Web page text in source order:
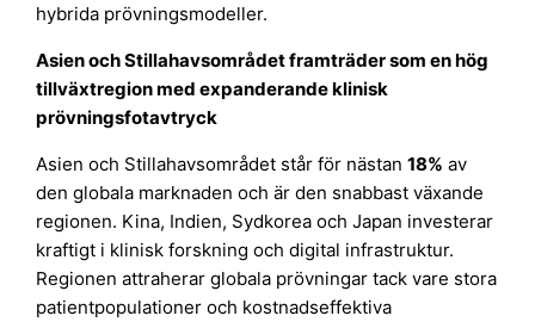
hybrida prövningsmodeller.
Asien och Stillahavsområdet framträder som en hög
tillväxtregion med expanderande klinisk
prövningsfotavtryck
Asien och Stillahavsområdet står för nästan18% av
den globala marknaden och är den snabbast växande
regionen. Kina, Indien, Sydkorea och Japan investerar
kraftigt i klinisk forskning och digital infrastruktur.
Regionen attraherar globala prövningar tack vare stora
patientpopulationer och kostnadseffektiva